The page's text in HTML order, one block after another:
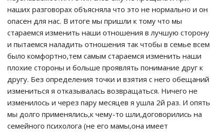
наших разговорах объясняла что это не нормально и он
опасен для нас. В итоге мы пришли к тому что мы
стараемся изменить наши отношения в лучшую сторону
и пытаемся наладить отношения так чтобы в семье всем
было комфортно,тем самым стараемся изменить наши
плохие стороны и больше проявлять понимание друг к
другу. Без определения точки и взятия с него обещаний
измениться я отказывалась возвращаться. Ничего не
изменилось и через пару месяцев я ушла 2й раз. И опять
мы долго применялись,к чему-то шли,договорились на
семейного психолога (не его мамы,она имеет